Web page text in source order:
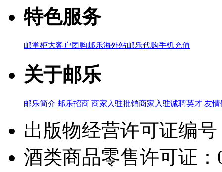
特色服务
邮掌柜大客户团购邮乐海外站邮乐代购手机充值
关于邮乐
邮乐简介 邮乐招商 商家入驻批销商家入驻诚聘英才 友情
出版物经营许可证编
酒类商品零售许可证：